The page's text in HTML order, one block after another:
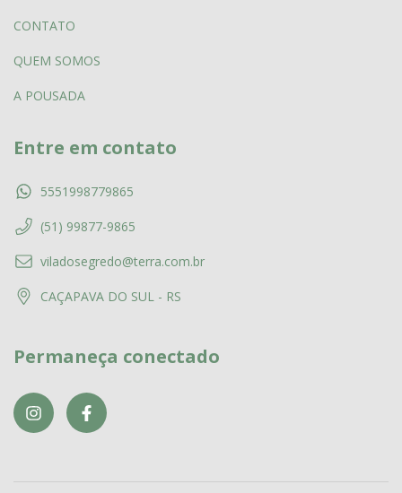
CONTATO
QUEM SOMOS
A POUSADA
Entre em contato
5551998779865
(51) 99877-9865
viladosegredo@terra.com.br
CAÇAPAVA DO SUL - RS
Permaneça conectado